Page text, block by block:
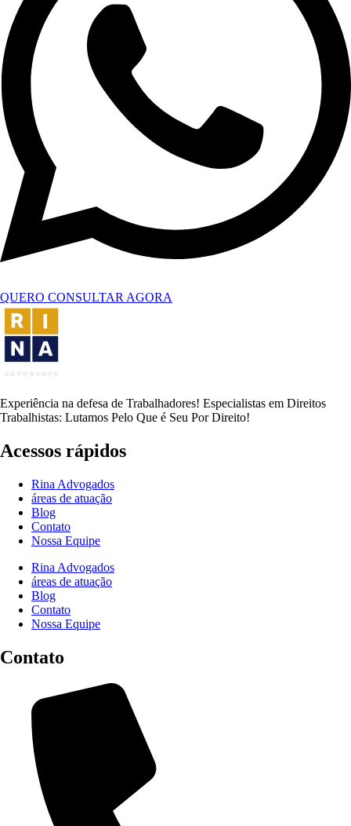
QUERO CONSULTAR AGORA
Experiência na defesa de Trabalhadores! Especialistas em Direitos
Trabalhistas: Lutamos Pelo Que é Seu Por Direito!
Acessos rápidos
Rina Advogados
áreas de atuação
Blog
Contato
Nossa Equipe
Rina Advogados
áreas de atuação
Blog
Contato
Nossa Equipe
Contato